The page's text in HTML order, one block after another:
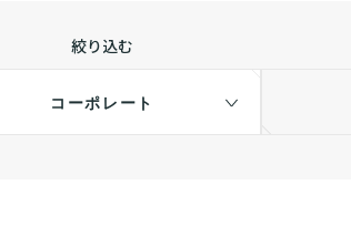
絞り込む
コーポレート